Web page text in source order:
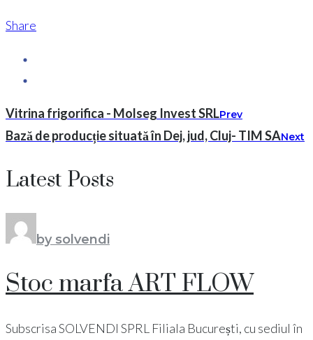
Share
Vitrina frigorifica - Molseg Invest SRLPrev
Bază de producție situată în Dej, jud, Cluj- TIM SANext
Latest Posts
by solvendi
Stoc marfa ART FLOW
Subscrisa SOLVENDI SPRL Filiala București, cu sediul în